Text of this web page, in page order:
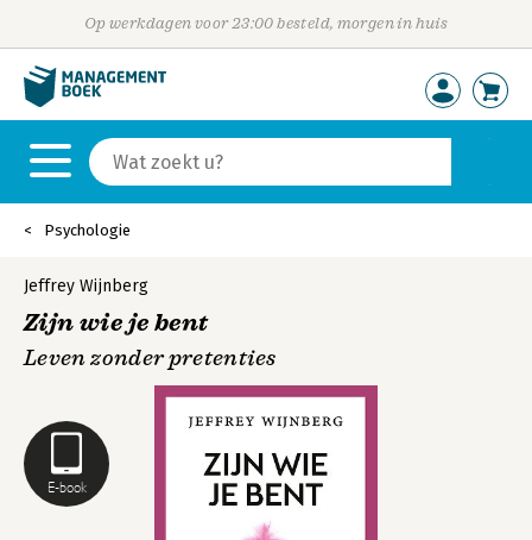
Op werkdagen voor 23:00 besteld, morgen in huis
Psychologie
E-book
Jeffrey Wijnberg
Zijn wie je bent
Leven zonder pretenties